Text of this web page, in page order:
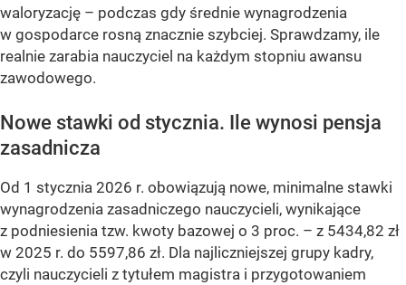
waloryzację – podczas gdy średnie wynagrodzenia
w gospodarce rosną znacznie szybciej. Sprawdzamy, ile
realnie zarabia nauczyciel na każdym stopniu awansu
zawodowego.
Nowe stawki od stycznia. Ile wynosi pensja
zasadnicza
Od 1 stycznia 2026 r. obowiązują nowe, minimalne stawki
wynagrodzenia zasadniczego nauczycieli, wynikające
z podniesienia tzw. kwoty bazowej o 3 proc. – z 5434,82 zł
w 2025 r. do 5597,86 zł. Dla najliczniejszej grupy kadry,
czyli nauczycieli z tytułem magistra i przygotowaniem